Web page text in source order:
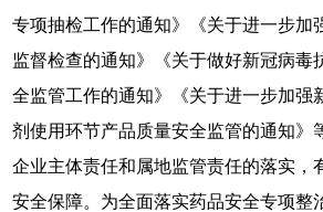
专项抽检工作的通知》《关于进一步加
监督检查的通知》《关于做好新冠病毒
全监管工作的通知》《关于进一步加强
剂使用环节产品质量安全监管的通知》
企业主体责任和属地监管责任的落实，
安全保障。为全面落实药品安全专项整